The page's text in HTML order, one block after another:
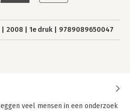
2008 1e druk 9789089650047
veel mensen in een onderzoek